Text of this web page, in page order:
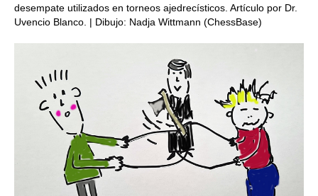
desempate utilizados en torneos ajedrecísticos. Artículo por Dr.
Uvencio Blanco. | Dibujo: Nadja Wittmann (ChessBase)